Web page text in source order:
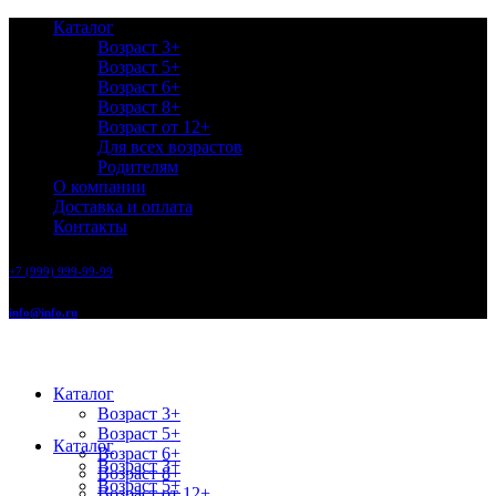
Каталог
Возраст 3+
Возраст 5+
Возраст 6+
Возраст 8+
Возраст от 12+
Для всех возрастов
Родителям
О компании
Доставка и оплата
Контакты
+7 (999) 999-99-99
info@info.ru
Каталог
Возраст 3+
Возраст 5+
Возраст 6+
Возраст 8+
Каталог
Возраст 3+
Возраст 5+